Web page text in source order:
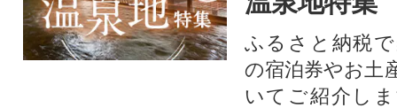
ふるさと納税
の宿泊券やお土
いてご紹介し